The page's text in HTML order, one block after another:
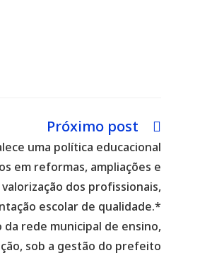
Próximo post
uma política educacional
em reformas, ampliações e
dos profissionais,
escolar de qualidade.*
rede municipal de ensino,
sob a gestão do prefeito